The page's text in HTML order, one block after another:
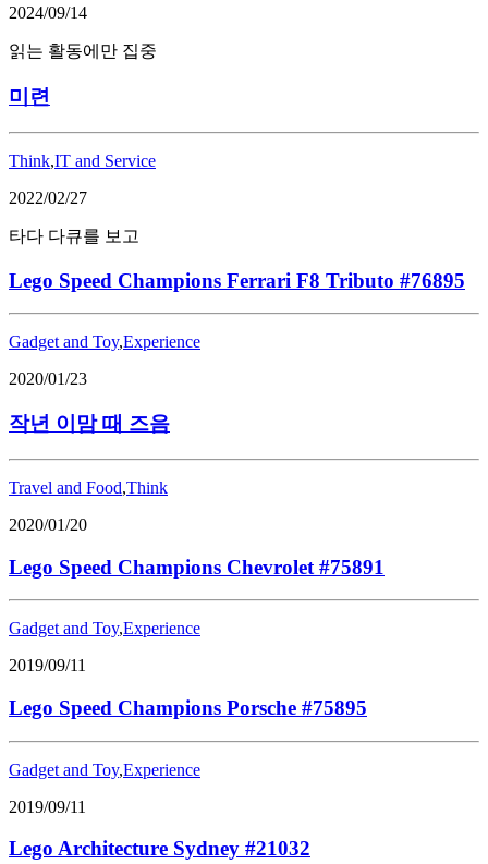
2024/09/14
읽는 활동에만 집중
미련
Think,IT and Service
2022/02/27
타다 다큐를 보고
Lego Speed Champions Ferrari F8 Tributo #76895
Gadget and Toy,Experience
2020/01/23
작년 이맘 때 즈음
Travel and Food,Think
2020/01/20
Lego Speed Champions Chevrolet #75891
Gadget and Toy,Experience
2019/09/11
Lego Speed Champions Porsche #75895
Gadget and Toy,Experience
2019/09/11
Lego Architecture Sydney #21032